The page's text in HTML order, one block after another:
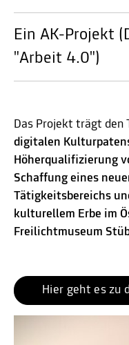
Ein AK-Projekt
"Arbeit 4.0")
Das Projekt trägt den
digitalen
Höherqualifizierung
Schaffung eines
Tätigkeitsbereichs
kulturellem Erbe im
Freilichtmuseum
Hier geht es zu